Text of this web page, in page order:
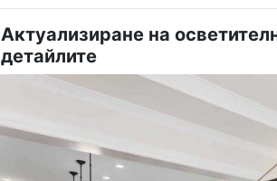
Актуализиране на
детайлите